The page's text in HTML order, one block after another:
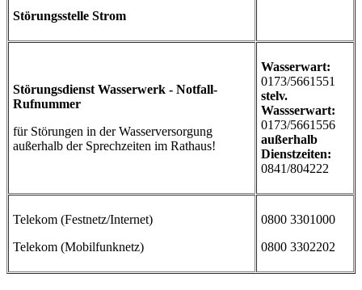
Störungsstelle Strom
Störungsdienst Wasserwerk - Notfall-
Rufnummer
für Störungen in der Wasserversorgung
außerhalb der Sprechzeiten im Rathaus!
Wasserwart:
0173/5661551
stelv.
Wassserwart:
0173/5661556
außerhalb
Dienstzeiten:
0841/804222
Telekom (Festnetz/Internet)
Telekom (Mobilfunknetz)
0800 3301000
0800 3302202